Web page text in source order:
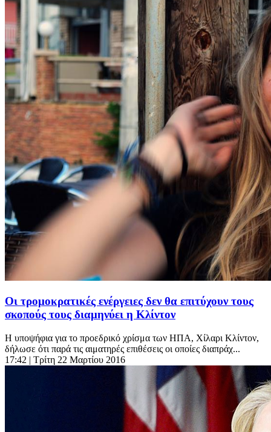
Οι τρομοκρατικές ενέργειες δεν θα επιτύχουν τους
σκοπούς τους διαμηνύει η Κλίντον
Η υποψήφια για το προεδρικό χρίσμα των ΗΠΑ, Χίλαρι Κλίντον,
δήλωσε ότι παρά τις αιματηρές επιθέσεις οι οποίες διαπράχ...
17:42 | Τρίτη 22 Μαρτίου 2016